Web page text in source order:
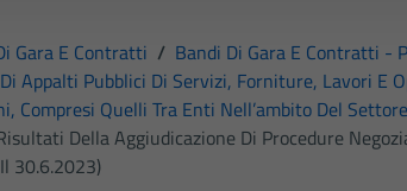
Gara E Contratti / Bandi Di Gara E Contratti -
Appalti Pubblici Di Servizi, Forniture, Lavori E
Compresi Quelli Tra Enti Nell’ambito Del
Della Aggiudicazione Di Procedure
30.6.2023)